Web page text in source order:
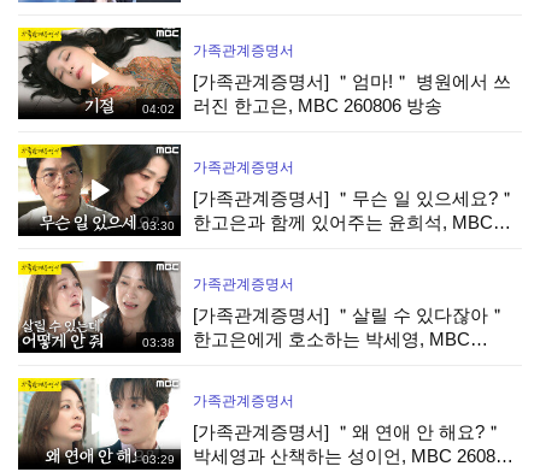
04:02
가족관계증명서
[가족관계증명서] ＂엄마!＂ 병원에서 쓰
러진 한고은, MBC 260806 방송
03:30
가족관계증명서
[가족관계증명서] ＂무슨 일 있으세요?＂
한고은과 함께 있어주는 윤희석, MBC
03:38
가족관계증명서
[가족관계증명서] ＂살릴 수 있다잖아＂
한고은에게 호소하는 박세영, MBC
03:29
가족관계증명서
[가족관계증명서] ＂왜 연애 안 해요?＂
박세영과 산책하는 성이언, MBC 260806